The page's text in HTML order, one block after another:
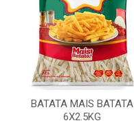
BATATA MAIS BATATA
6X2.5KG